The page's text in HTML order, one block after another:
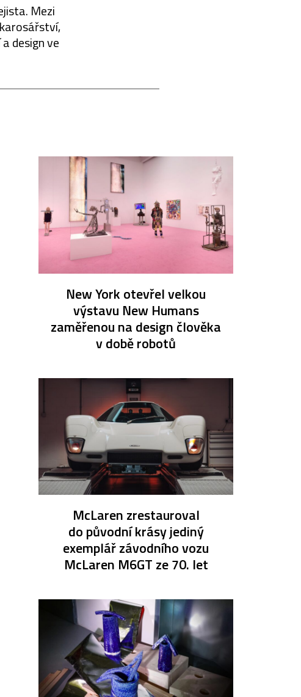
Mezi
design ve
New York otevřel velkou
výstavu New Humans
zaměřenou na design člověka
v době robotů
McLaren zrestauroval
do původní krásy jediný
exemplář závodního vozu
McLaren M6GT ze 70. let